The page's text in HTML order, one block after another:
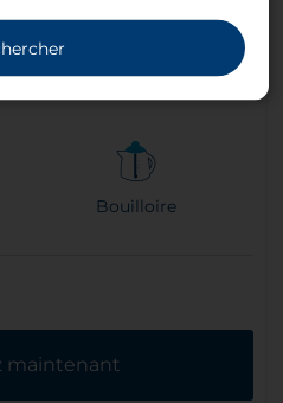
Douche à effet pluies
Bouilloire
maintenant